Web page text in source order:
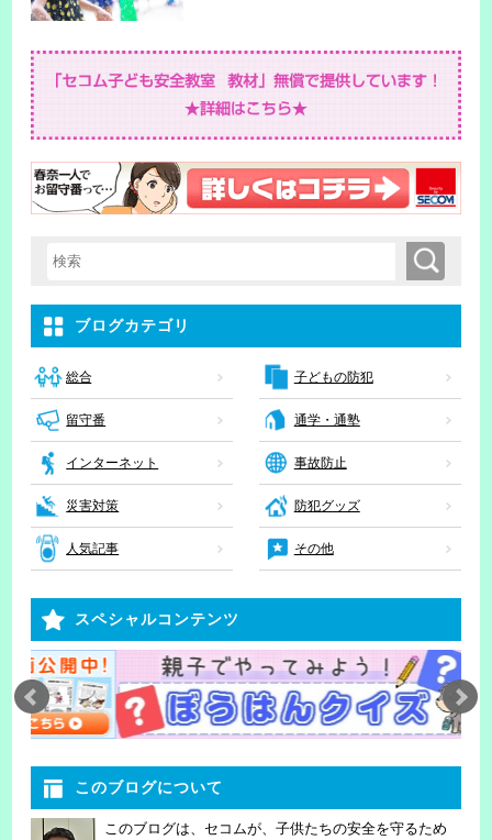
検索キーワード入力 検索
ブログカテゴリ
総合 子どもの防犯
留守番 通学・通塾
インターネット 事故防止
災害対策 防犯グッズ
人気記事 その他
スペシャルコンテンツ
このブログについて
このブログは、セコムが、子供たちの安全を守るため